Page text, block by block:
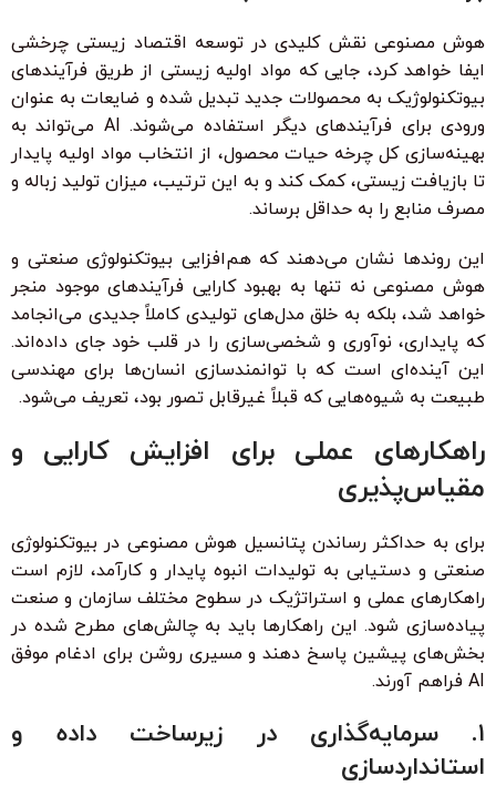
هوش مصنوعی نقش کلیدی در توسعه اقتصاد زیستی چرخشی
ایفا خواهد کرد، جایی که مواد اولیه زیستی از طریق فرآیندهای
بیوتکنولوژیک به محصولات جدید تبدیل شده و ضایعات به عنوان
ورودی برای فرآیندهای دیگر استفاده می‌شوند. AI می‌تواند به
بهینه‌سازی کل چرخه حیات محصول، از انتخاب مواد اولیه پایدار
تا بازیافت زیستی، کمک کند و به این ترتیب، میزان تولید زباله و
مصرف منابع را به حداقل برساند.
این روندها نشان می‌دهند که هم‌افزایی بیوتکنولوژی صنعتی و
هوش مصنوعی نه تنها به بهبود کارایی فرآیندهای موجود منجر
خواهد شد، بلکه به خلق مدل‌های تولیدی کاملاً جدیدی می‌انجامد
که پایداری، نوآوری و شخصی‌سازی را در قلب خود جای داده‌اند.
این آینده‌ای است که با توانمندسازی انسان‌ها برای مهندسی
طبیعت به شیوه‌هایی که قبلاً غیرقابل تصور بود، تعریف می‌شود.
راهکارهای عملی برای افزایش کارایی و
مقیاس‌پذیری
برای به حداکثر رساندن پتانسیل هوش مصنوعی در بیوتکنولوژی
صنعتی و دستیابی به تولیدات انبوه پایدار و کارآمد، لازم است
راهکارهای عملی و استراتژیک در سطوح مختلف سازمان و صنعت
پیاده‌سازی شود. این راهکارها باید به چالش‌های مطرح شده در
بخش‌های پیشین پاسخ دهند و مسیری روشن برای ادغام موفق
AI فراهم آورند.
۱. سرمایه‌گذاری در زیرساخت داده و
استانداردسازی